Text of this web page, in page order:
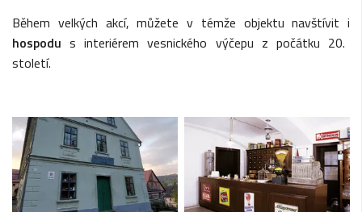
Během velkých akcí, můžete v témže objektu navštívit i
hospodus interiérem vesnického výčepu z počátku 20.
století.